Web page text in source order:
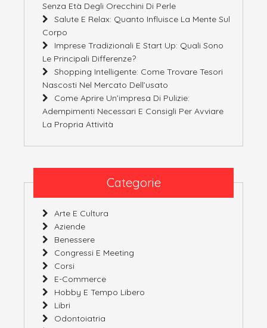
Senza Età Degli Orecchini Di Perle
Salute E Relax: Quanto Influisce La Mente Sul
Corpo
Imprese Tradizionali E Start Up: Quali Sono
Le Principali Differenze?
Shopping Intelligente: Come Trovare Tesori
Nascosti Nel Mercato Dell’usato
Come Aprire Un’impresa Di Pulizie:
Adempimenti Necessari E Consigli Per Avviare
La Propria Attività
Categorie
Arte E Cultura
Aziende
Benessere
Congressi E Meeting
Corsi
E-Commerce
Hobby E Tempo Libero
Libri
Odontoiatria